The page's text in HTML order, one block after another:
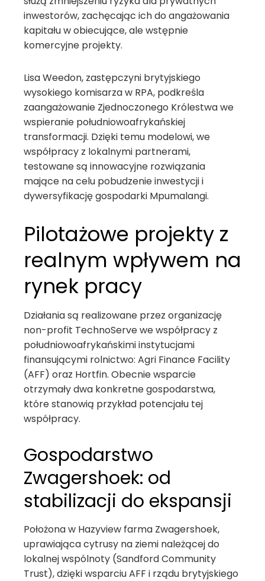
inwestorów, zachęcając ich do angażowania
kapitału w obiecujące, ale wstępnie
komercyjne projekty.
Lisa Weedon, zastępczyni brytyjskiego
wysokiego komisarza w RPA, podkreśla
zaangażowanie Zjednoczonego Królestwa we
wspieranie południowoafrykańskiej
transformacji. Dzięki temu modelowi, we
współpracy z lokalnymi partnerami,
testowane są innowacyjne rozwiązania
mające na celu pobudzenie inwestycji i
dywersyfikację gospodarki Mpumalangi.
Pilotażowe projekty z
realnym wpływem na
rynek pracy
Działania są realizowane przez organizację
non-profit TechnoServe we współpracy z
południowoafrykańskimi instytucjami
finansującymi rolnictwo: Agri Finance Facility
(AFF) oraz Hortfin. Obecnie wsparcie
otrzymały dwa konkretne gospodarstwa,
które stanowią przykład potencjału tej
współpracy.
Gospodarstwo
Zwagershoek: od
stabilizacji do ekspansji
Położona w Hazyview farma Zwagershoek,
uprawiająca cytrusy na ziemi należącej do
lokalnej wspólnoty (Sandford Community
Trust), dzięki wsparciu AFF i rządu brytyjskiego